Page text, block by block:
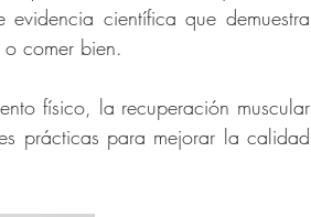
científica que demuestra
comer bien.
físico, la recuperación muscular
prácticas para mejorar la calidad